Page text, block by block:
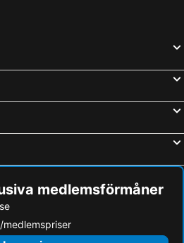
medlemsförmåner